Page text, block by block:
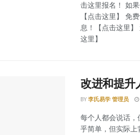
击这里报名！ 如
【点击这里】 免
息！【点击这里】
这里】
改进和提升
BY 李氏易学 管理员
每个人都会说话
乎简单，但实际上